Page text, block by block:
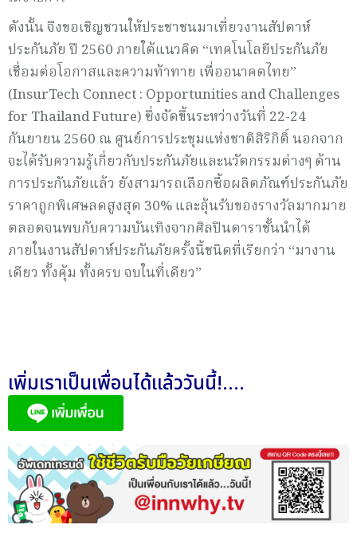
ดังนั้น จึงขอเชิญชวนให้ประชาชนมาเที่ยวงานสัปดาห์
ประกันภัย ปี 2560 ภายใต้แนวคิด “เทคโนโลยีประกันภัย
เชื่อมต่อโอกาสและความท้าทาย เพื่ออนาคตไทย”
(InsurTech Connect : Opportunities and Challenges
for Thailand Future) ซึ่งจัดขึ้นระหว่างวันที่ 22-24
กันยายน 2560 ณ ศูนย์การประชุมแห่งชาติสิริกิติ์ นอกจาก
จะได้รับความรู้เกี่ยวกับประกันภัยและนวัตกรรมต่างๆ ด้าน
การประกันภัยแล้ว ยังสามารถเลือกซื้อผลิตภัณฑ์ประกันภัย
ราคาถูกพิเศษลดสูงสุด 30% และลุ้นรับของรางวัลมากมาย
ตลอดจนพบกับความบันเทิงจากศิลปินดาราชั้นนำได้
ภายในงานสัปดาห์ประกันภัยครั้งนี้ชนิดที่เรียกว่า “มางาน
เดียว ทั้งคุ้ม ทั้งครบ จบในที่เดียว”
เพิ่มเราเป็นเพื่อนได้แล้ววันนี้!....